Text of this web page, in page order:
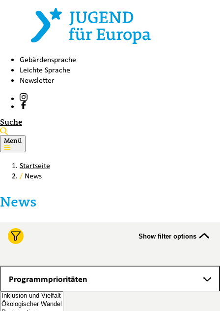
Gebärdensprache
Leichte Sprache
Newsletter
Suche
Menü
Startseite
/ News
News
Show filter options
Programmprioritäten